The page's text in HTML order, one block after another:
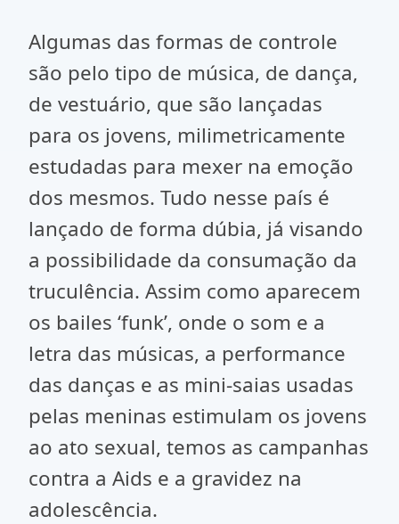
Algumas das formas de controle
são pelo tipo de música, de dança,
de vestuário, que são lançadas
para os jovens, milimetricamente
estudadas para mexer na emoção
dos mesmos. Tudo nesse país é
lançado de forma dúbia, já visando
a possibilidade da consumação da
truculência. Assim como aparecem
os bailes ‘funk’, onde o som e a
letra das músicas, a performance
das danças e as mini-saias usadas
pelas meninas estimulam os jovens
ao ato sexual, temos as campanhas
contra a Aids e a gravidez na
adolescência.